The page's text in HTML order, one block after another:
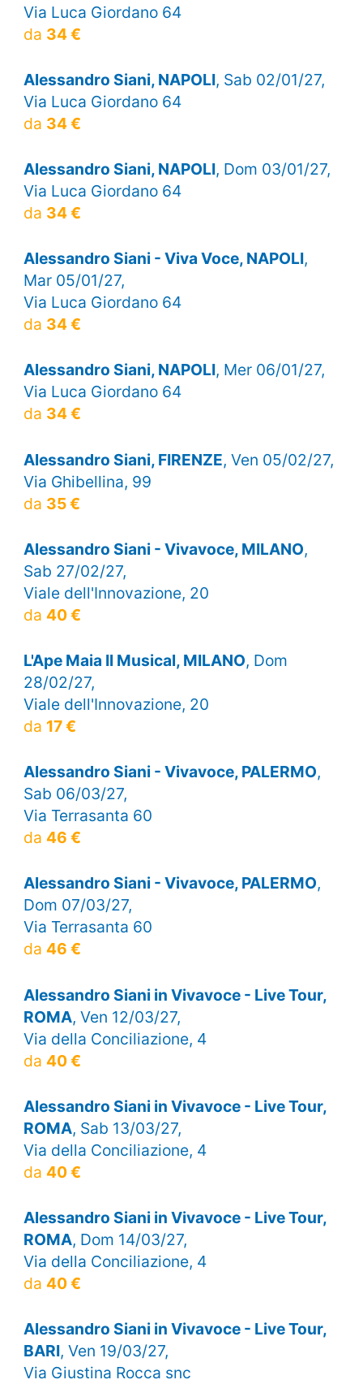
Via Luca Giordano 64
da 34 €
Alessandro Siani, NAPOLI, Sab 02/01/27,
Via Luca Giordano 64
da 34 €
Alessandro Siani, NAPOLI, Dom 03/01/27,
Via Luca Giordano 64
da 34 €
Alessandro Siani - Viva Voce, NAPOLI,
Mar 05/01/27,
Via Luca Giordano 64
da 34 €
Alessandro Siani, NAPOLI, Mer 06/01/27,
Via Luca Giordano 64
da 34 €
Alessandro Siani, FIRENZE, Ven 05/02/27,
Via Ghibellina, 99
da 35 €
Alessandro Siani - Vivavoce, MILANO,
Sab 27/02/27,
Viale dell'Innovazione, 20
da 40 €
L'Ape Maia Il Musical, MILANO, Dom
28/02/27,
Viale dell'Innovazione, 20
da 17 €
Alessandro Siani - Vivavoce, PALERMO,
Sab 06/03/27,
Via Terrasanta 60
da 46 €
Alessandro Siani - Vivavoce, PALERMO,
Dom 07/03/27,
Via Terrasanta 60
da 46 €
Alessandro Siani in Vivavoce - Live Tour,
ROMA, Ven 12/03/27,
Via della Conciliazione, 4
da 40 €
Alessandro Siani in Vivavoce - Live Tour,
ROMA, Sab 13/03/27,
Via della Conciliazione, 4
da 40 €
Alessandro Siani in Vivavoce - Live Tour,
ROMA, Dom 14/03/27,
Via della Conciliazione, 4
da 40 €
Alessandro Siani in Vivavoce - Live Tour,
BARI, Ven 19/03/27,
Via Giustina Rocca snc